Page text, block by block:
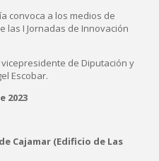
convoca a los medios de
las I Jornadas de Innovación
de Diputación y
Escobar.
2023
Cajamar (Edificio de Las